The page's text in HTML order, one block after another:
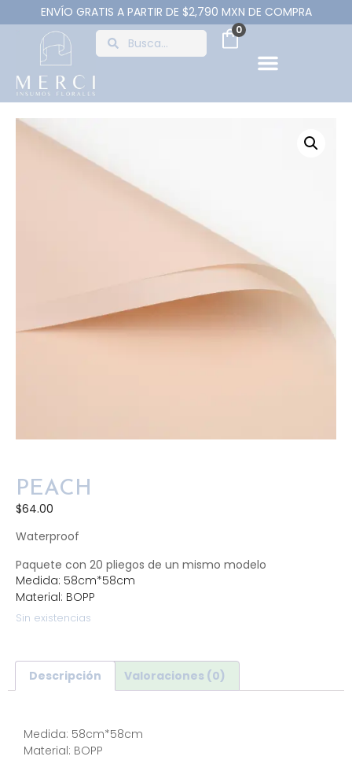
ENVÍO GRATIS A PARTIR DE $2,790 MXN DE COMPRA
0
PEACH
$64.00
Waterproof
Paquete con 20 pliegos de un mismo modelo
Medida: 58cm*58cm
Material: BOPP
Sin existencias
Descripción Valoraciones (0)
Medida: 58cm*58cm
Material: BOPP